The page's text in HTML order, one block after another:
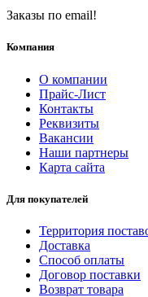
Заказы по email!
Компания
О компании
Прайс-Лист
Контакты
Реквизиты
Вакансии
Наши партнеры
Карта сайта
Для покупателей
Территория
Доставка
Способ оплаты
Договор поставки
Возврат товара